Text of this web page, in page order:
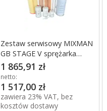
Zestaw serwisowy MIXMAN
GB STAGE V sprężarka
Atlas Copco
1 865,91 zł
netto:
1 517,00 zł
zawiera 23% VAT, bez
kosztów dostawy